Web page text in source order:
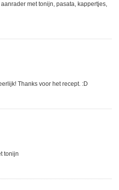
met tonijn, pasata, kappertjes,
Thanks voor het recept. :D
tonijn